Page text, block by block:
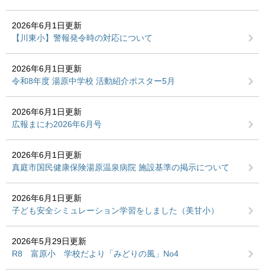
2026年6月1日更新
【川東小】警報発令時の対応について
2026年6月1日更新
令和8年度 湯原中学校 活動紹介ポスター5月
2026年6月1日更新
広報まにわ2026年6月号
2026年6月1日更新
真庭市国民健康保険湯原温泉病院 施設基準の掲示について
2026年6月1日更新
子ども安全シミュレーション学習をしました（美甘小）
2026年5月29日更新
R8 富原小 学校だより「みどりの風」No4